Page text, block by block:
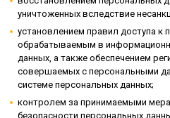
уничтоженных вследствие
установлением правил доступа к
обрабатываемым в
данных, а также обеспечением
совершаемых с персональными
системе персональных данных;
контролем за принимаемыми
безопасности персональных